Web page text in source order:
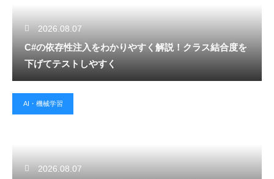
2026.08.07
C#の依存性注入をわかりやすく解説！クラス結合度を
下げてテストしやすく
AI・機械学習
2026.08.07